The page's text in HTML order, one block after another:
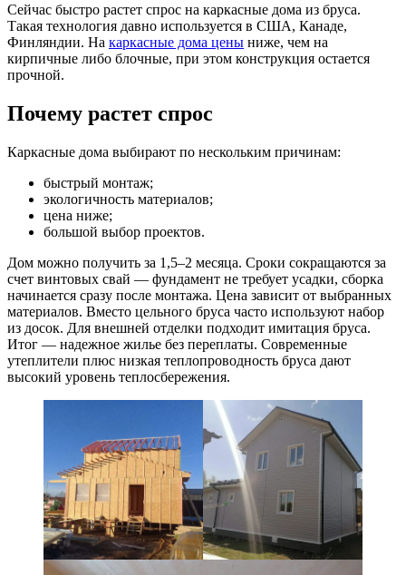
Сейчас быстро растет спрос на каркасные дома из бруса.
Такая технология давно используется в США, Канаде,
Финляндии. На каркасные дома цены ниже, чем на
кирпичные либо блочные, при этом конструкция остается
прочной.
Почему растет спрос
Каркасные дома выбирают по нескольким причинам:
быстрый монтаж;
экологичность материалов;
цена ниже;
большой выбор проектов.
Дом можно получить за 1,5–2 месяца. Сроки сокращаются за
счет винтовых свай — фундамент не требует усадки, сборка
начинается сразу после монтажа. Цена зависит от выбранных
материалов. Вместо цельного бруса часто используют набор
из досок. Для внешней отделки подходит имитация бруса.
Итог — надежное жилье без переплаты. Современные
утеплители плюс низкая теплопроводность бруса дают
высокий уровень теплосбережения.